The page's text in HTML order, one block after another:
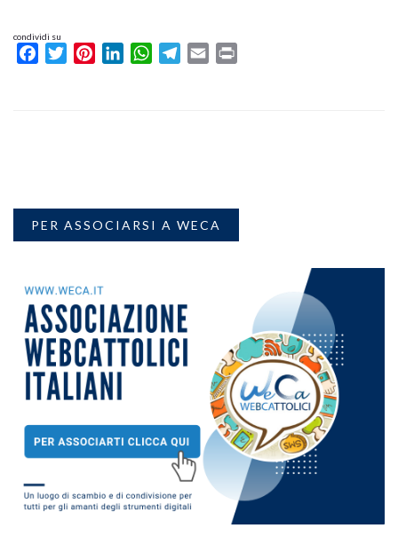
condividi su
FacebookTwitterPinterestLinkedInWhatsAppTelegram
Email
PER ASSOCIARSI A WECA